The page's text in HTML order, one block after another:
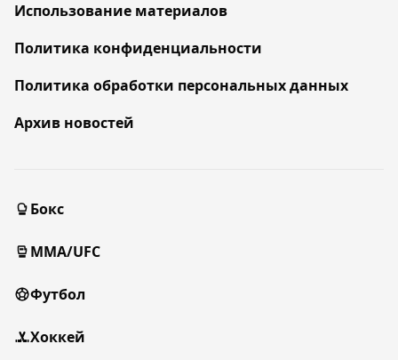
Использование материалов
Политика конфиденциальности
Политика обработки персональных данных
Архив новостей
Бокс
MMA/UFC
Футбол
Хоккей